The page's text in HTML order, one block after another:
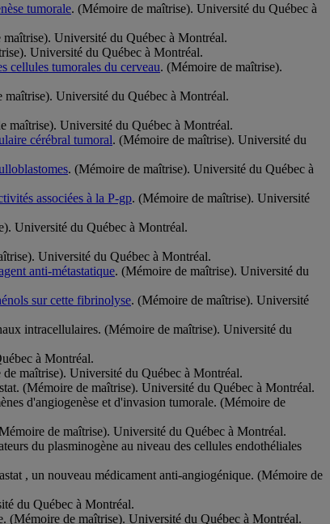
tumorale. (Mémoire de maîtrise). Université du Québec à
maîtrise). Université du Québec à Montréal.
Université du Québec à Montréal.
cellules tumorales du cerveau. (Mémoire de maîtrise).
maîtrise). Université du Québec à Montréal.
maîtrise). Université du Québec à Montréal.
cérébral tumoral. (Mémoire de maîtrise). Université du
. (Mémoire de maîtrise). Université du Québec à
associées à la P-gp. (Mémoire de maîtrise). Université
Université du Québec à Montréal.
Université du Québec à Montréal.
anti-métastatique. (Mémoire de maîtrise). Université du
sur cette fibrinolyse. (Mémoire de maîtrise). Université
intracellulaires. (Mémoire de maîtrise). Université du
à Montréal.
maîtrise). Université du Québec à Montréal.
(Mémoire de maîtrise). Université du Québec à Montréal.
d'angiogenèse et d'invasion tumorale. (Mémoire de
de maîtrise). Université du Québec à Montréal.
du plasminogène au niveau des cellules endothéliales
, un nouveau médicament anti-angiogénique. (Mémoire de
du Québec à Montréal.
(Mémoire de maîtrise). Université du Québec à Montréal.